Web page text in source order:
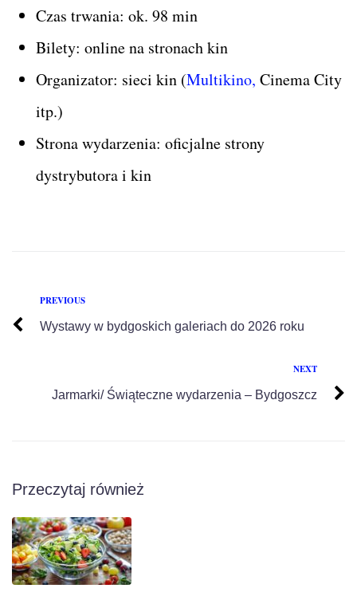
Czas trwania: ok. 98 min
Bilety: online na stronach kin
Organizator: sieci kin (Multikino, Cinema City
itp.)
Strona wydarzenia: oficjalne strony
dystrybutora i kin
PREVIOUS
Wystawy w bydgoskich galeriach do 2026 roku
NEXT
Jarmarki/ Świąteczne wydarzenia – Bydgoszcz
Przeczytaj również